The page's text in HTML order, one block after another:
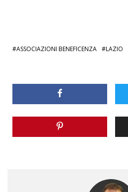
ASSOCIAZIONI BENEFICENZA LAZIO